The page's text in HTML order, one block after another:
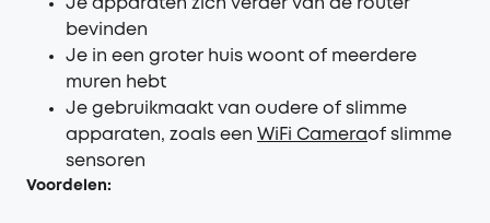
Je apparaten zich verder van de router
bevinden
Je in een groter huis woont of meerdere
muren hebt
Je gebruikmaakt van oudere of slimme
apparaten, zoals een WiFi Cameraof slimme
sensoren
Voordelen: